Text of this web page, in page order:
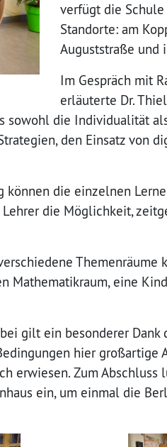
verfügt die
Standorte: am
Auguststraße und
Im Gespräch mit
erläuterte Dr.
sowohl die Individualität
den Einsatz von
die einzelnen
die Möglichkeit,
Themenräume
Mathematikraum, eine
gilt ein besonderer
hier großartige
erwiesen. Zum Abschluss
ein, um einmal die